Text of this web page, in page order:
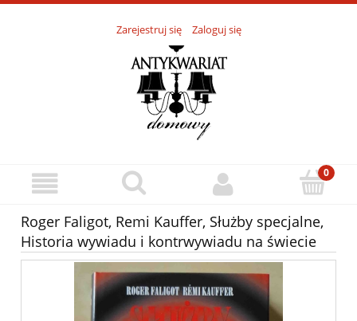
Zarejestruj się Zaloguj się
Roger Faligot, Remi Kauffer, Służby specjalne,
Historia wywiadu i kontrwywiadu na świecie